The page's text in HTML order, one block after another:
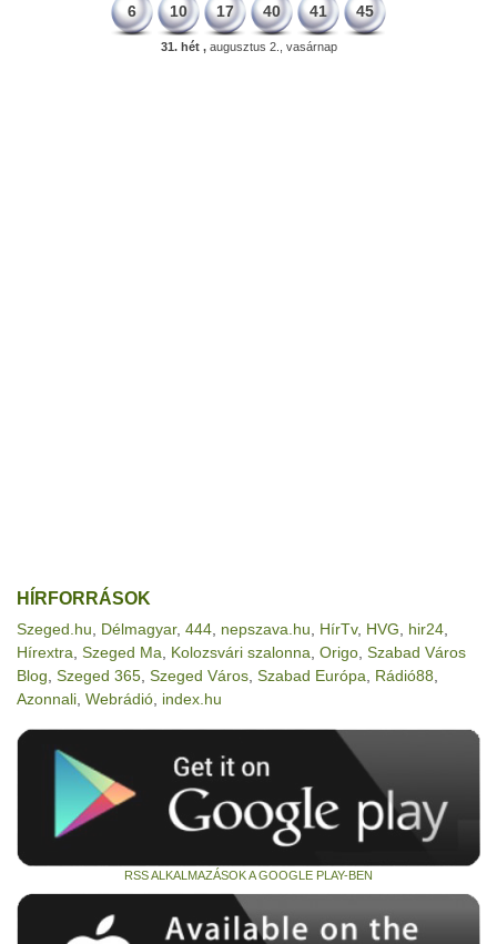
6 10 17 40 41 45
31. hét ,augusztus 2., vasárnap
HÍRFORRÁSOK
Szeged.hu Délmagyar, 444 nepszava.hu HírTv, HVG hir24
Hírextra Szeged Ma Kolozsvári szalonna Origo Szabad Város
Blog Szeged 365 Szeged Város Szabad Európa Rádió88
Azonnali Webrádió index.hu
RSS ALKALMAZÁSOK A GOOGLE PLAY-BEN